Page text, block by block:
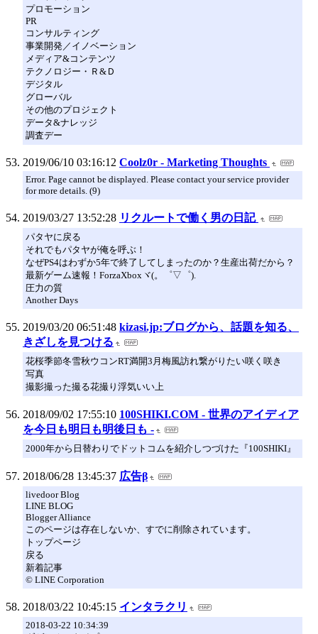
プロモーション
PR
コンサルティング
事業開発／イノベーション
メディア&コンテンツ
テクノロジー・Ｒ&Ｄ
デジタル
グローバル
その他のプロジェクト
データ&ナレッジ
調査デー
2019/06/10 03:16:12 Coolz0r - Marketing Thoughts
Error. Page cannot be displayed. Please contact your service provider
for more details. (9)
2019/03/27 13:52:28 リクルートで働く男の日記
パタヤに戻る
それでもパタヤが俺を呼ぶ！
なぜPS4はわずか5年で終了してしまったのか？生産出荷だから？
最新ゲーム速報！ForzaXboxヾ(。゜▽゜).
圧力の質
Another Days
2019/03/20 06:51:48 kizasi.jp:ブログから、話題を知る、
きざしを見つける
花桜季節冬雪秋ウコンRT満開3月梅風訪れ繋がりたい咲く咲き
写真
撮影撮った撮る花撮り浮気いい上
2018/09/02 17:55:10 100SHIKI.COM - 世界のアイディア
を今日も明日も明後日も -
2000年から日替わりでドットコムを紹介しつづけた『100SHIKI』
2018/06/28 13:45:37 広告β
livedoor Blog
LINE BLOG
Blogger Alliance
このページは存在しないか、すでに削除されています。
トップページ
戻る
新着記事
© LINE Corporation
2018/03/22 10:45:15 インタラクリ
2018-03-22 10:34:39